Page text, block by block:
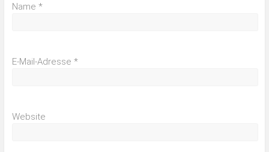
Name *
E-Mail-Adresse *
Website